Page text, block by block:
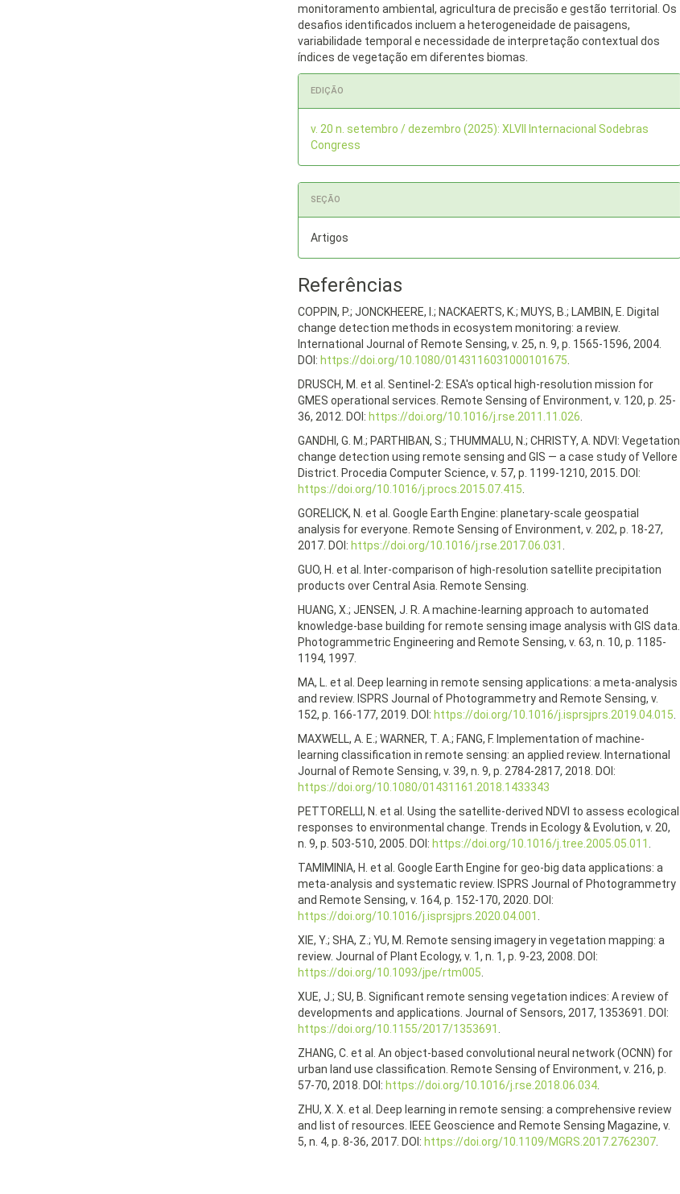
monitoramento ambiental, agricultura de precisão e gestão territorial. Os
desafios identificados incluem a heterogeneidade de paisagens,
variabilidade temporal e necessidade de interpretação contextual dos
índices de vegetação em diferentes biomas.
Detalhes
do
artigo
EDIÇÃO
v. 20 n. setembro / dezembro (2025): XLVII Internacional Sodebras
Congress
SEÇÃO
Artigos
Referências
COPPIN, P.; JONCKHEERE, I.; NACKAERTS, K.; MUYS, B.; LAMBIN, E. Digital
change detection methods in ecosystem monitoring: a review.
International Journal of Remote Sensing, v. 25, n. 9, p. 1565-1596, 2004.
DOI: https://doi.org/10.1080/0143116031000101675
DRUSCH, M. et al. Sentinel-2: ESA's optical high-resolution mission for
GMES operational services. Remote Sensing of Environment, v. 120, p. 25-
36, 2012. DOI: https://doi.org/10.1016/j.rse.2011.11.026
GANDHI, G. M.; PARTHIBAN, S.; THUMMALU, N.; CHRISTY, A. NDVI: Vegetation
change detection using remote sensing and GIS — a case study of Vellore
District. Procedia Computer Science, v. 57, p. 1199-1210, 2015. DOI:
https://doi.org/10.1016/j.procs.2015.07.415
GORELICK, N. et al. Google Earth Engine: planetary-scale geospatial
analysis for everyone. Remote Sensing of Environment, v. 202, p. 18-27,
2017. DOI: https://doi.org/10.1016/j.rse.2017.06.031
GUO, H. et al. Inter-comparison of high-resolution satellite precipitation
products over Central Asia. Remote Sensing.
HUANG, X.; JENSEN, J. R. A machine-learning approach to automated
knowledge-base building for remote sensing image analysis with GIS data.
Photogrammetric Engineering and Remote Sensing, v. 63, n. 10, p. 1185-
1194, 1997.
MA, L. et al. Deep learning in remote sensing applications: a meta-analysis
and review. ISPRS Journal of Photogrammetry and Remote Sensing, v.
152, p. 166-177, 2019. DOI: https://doi.org/10.1016/j.isprsjprs.2019.04.015
MAXWELL, A. E.; WARNER, T. A.; FANG, F. Implementation of machine-
learning classification in remote sensing: an applied review. International
Journal of Remote Sensing, v. 39, n. 9, p. 2784-2817, 2018. DOI:
https://doi.org/10.1080/01431161.2018.1433343
PETTORELLI, N. et al. Using the satellite-derived NDVI to assess ecological
responses to environmental change. Trends in Ecology & Evolution, v. 20,
n. 9, p. 503-510, 2005. DOI: https://doi.org/10.1016/j.tree.2005.05.011
TAMIMINIA, H. et al. Google Earth Engine for geo-big data applications: a
meta-analysis and systematic review. ISPRS Journal of Photogrammetry
and Remote Sensing, v. 164, p. 152-170, 2020. DOI:
https://doi.org/10.1016/j.isprsjprs.2020.04.001
XIE, Y.; SHA, Z.; YU, M. Remote sensing imagery in vegetation mapping: a
review. Journal of Plant Ecology, v. 1, n. 1, p. 9-23, 2008. DOI:
https://doi.org/10.1093/jpe/rtm005
XUE, J.; SU, B. Significant remote sensing vegetation indices: A review of
developments and applications. Journal of Sensors, 2017, 1353691. DOI:
https://doi.org/10.1155/2017/1353691
ZHANG, C. et al. An object-based convolutional neural network (OCNN) for
urban land use classification. Remote Sensing of Environment, v. 216, p.
57-70, 2018. DOI: https://doi.org/10.1016/j.rse.2018.06.034
ZHU, X. X. et al. Deep learning in remote sensing: a comprehensive review
and list of resources. IEEE Geoscience and Remote Sensing Magazine, v.
5, n. 4, p. 8-36, 2017. DOI: https://doi.org/10.1109/MGRS.2017.2762307